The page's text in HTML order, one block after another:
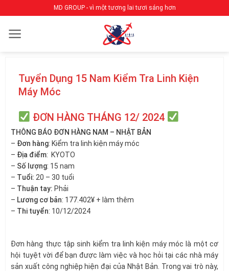
qua
nội
MD GROUP - vì một tương lai tươi sáng hơn
Tuyển Dụng 15 Nam Kiểm Tra Linh Kiện
Máy Móc
ĐƠN HÀNG THÁNG 12/ 2024
THÔNG BÁO ĐƠN HÀNG NAM – NHẬT BẢN
– Đơn hàng: Kiểm tra linh kiện máy móc
– Địa điểm: KYOTO
– Số lượng: 15 nam
– Tuổi: 20 – 30 tuổi
– Thuận tay: Phải
– Lương cơ bản: 177.402¥ + làm thêm
– Thi tuyển: 10/12/2024
Đơn hàng thực tập sinh kiểm tra linh kiện máy móc là một cơ
hội tuyệt vời để bạn được làm việc và học hỏi tại các nhà máy
sản xuất công nghiệp hiện đại của Nhật Bản. Trong vai trò này,